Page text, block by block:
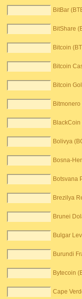
BitBar
BitShare
Bitcoin
Bitcoin
Bitcoin
BlackCoin
Bolivya
Bosna-
Botsvana
Brezilya
Brunei
Bulgar
Burundi
Bytecoin
Cape